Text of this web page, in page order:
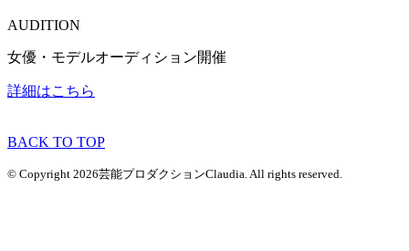
AUDITION
女優・モデルオーディション開催
詳細はこちら
BACK TO TOP
© Copyright 2026芸能プロダクションClaudia. All rights reserved.